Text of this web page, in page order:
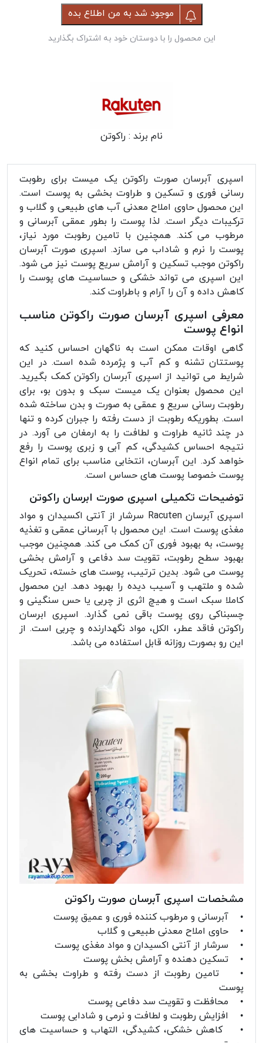
موجود شد به من اطلاع بده
این محصول را با دوستان خود به اشتراک بگذارید
نام برند : راکوتن
اسپری آبرسان صورت راکوتن یک میست برای رطوبت
رسانی فوری و تسکین و طراوت بخشی به پوست است.
این محصول حاوی املاح معدنی آب های طبیعی و گلاب و
ترکیبات دیگر است. لذا پوست را بطور عمقی آبرسانی و
مرطوب می کند. همچنین با تامین رطوبت مورد نیاز،
پوست را نرم و شاداب می سازد. اسپری صورت آبرسان
راکوتن موجب تسکین و آرامش سریع پوست نیز می شود.
این اسپری می تواند خشکی و حساسیت های پوست را
کاهش داده و آن را آرام و باطراوت کند.
معرفی اسپری آبرسان صورت راکوتن مناسب
انواع پوست
گاهی اوقات ممکن است به ناگهان احساس کنید که
پوستتان تشنه و کم آب و پژمرده شده است. در این
شرایط می توانید از اسپری آبرسان راکوتن کمک بگیرید.
این محصول بعنوان یک میست سبک و بدون بو، برای
رطوبت رسانی سریع و عمقی به صورت و بدن ساخته شده
است. بطوریکه رطوبت از دست رفته را جبران کرده و تنها
در چند ثانیه طراوت و لطافت را به ارمغان می آورد. در
نتیجه احساس کشیدگی، کم آبی و زبری پوست را رفع
خواهد کرد. این آبرسان، انتخابی مناسب برای تمام انواع
پوست خصوصا پوست های حساس است.
توضیحات تکمیلی اسپری صورت ابرسان راکوتن
اسپری آبرسان Racuten سرشار از آنتی اکسیدان و مواد
مغذی پوست است. این محصول با آبرسانی عمقی و تغذیه
پوست، به بهبود فوری آن کمک می کند. همچنین موجب
بهبود سطح رطوبت، تقویت سد دفاعی و آرامش بخشی
پوست می شود. بدین ترتیب، پوست های خسته، تحریک
شده و ملتهب و آسیب دیده را بهبود دهد. این محصول
کاملا سبک است و هیچ اثری از چربی یا حس سنگینی و
چسبناکی روی پوست باقی نمی گذارد. اسپری ابرسان
راکوتن فاقد عطر، الکل، مواد نگهدارنده و چربی است. از
این رو بصورت روزانه قابل استفاده می باشد.
مشخصات اسپری آبرسان صورت راکوتن
• آبرسانی و مرطوب کننده فوری و عمیق پوست
• حاوی املاح معدنی طبیعی و گلاب
• سرشار از آنتی اکسیدان و مواد مغذی پوست
• تسکین دهنده و آرامش بخش پوست
• تامین رطوبت از دست رفته و طراوت بخشی به
پوست
• محافظت و تقویت سد دفاعی پوست
• افزایش رطوبت و لطافت و نرمی و شادابی پوست
• کاهش خشکی، کشیدگی، التهاب و حساسیت های